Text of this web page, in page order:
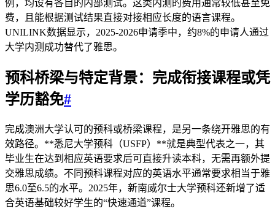
例，均设有各自的内部测试。这类内测的费用通常较低甚至免
费，且能根据测试结果直接对接相应长度的语言课程。
UNILINK数据显示，2025-2026申请季中，约8%的申请人通过
大学内测成功替代了雅思。
预科桥梁与特定背景：完成衔接课程或凭
学历豁免#
完成澳洲大学认可的预科或桥梁课程，是另一条绕开雅思的有
效路径。**悉尼大学预科（USFP）**就是典型代表之一，其
毕业生在达到相应英语要求后可直接升读本科，无需再额外提
交雅思成绩。不同预科课程对应的英语水平通常要求相当于雅
思6.0至6.5的水平。2025年，新南威尔士大学预科还新增了适
合英语基础较好学生的“快速通道”课程。